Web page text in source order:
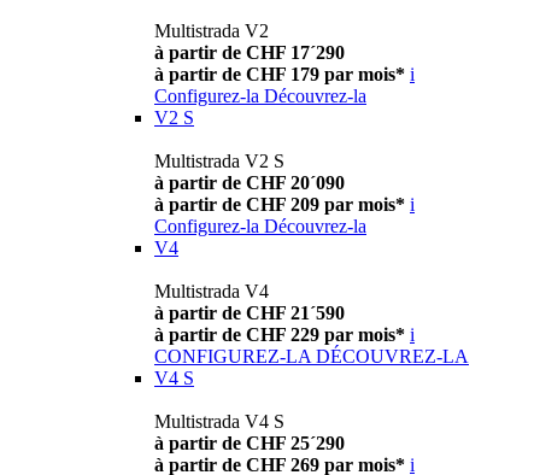
Multistrada V2
à partir de CHF 17´290
à partir de CHF 179 par mois* i
Configurez-la Découvrez-la
V2 S
Multistrada V2 S
à partir de CHF 20´090
à partir de CHF 209 par mois* i
Configurez-la Découvrez-la
V4
Multistrada V4
à partir de CHF 21´590
à partir de CHF 229 par mois* i
CONFIGUREZ-LA DÉCOUVREZ-LA
V4 S
Multistrada V4 S
à partir de CHF 25´290
à partir de CHF 269 par mois* i